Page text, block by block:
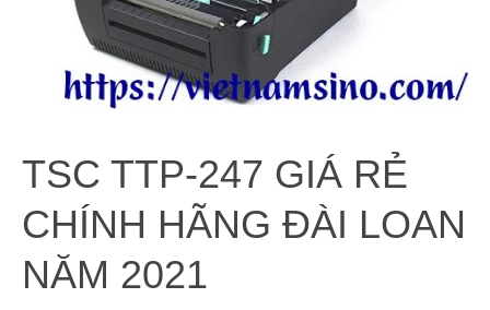
TSC TTP-247 GIÁ RẺ
CHÍNH HÃNG ĐÀI LOAN
NĂM 2021